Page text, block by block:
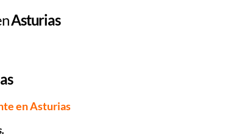
Asturias
en Asturias